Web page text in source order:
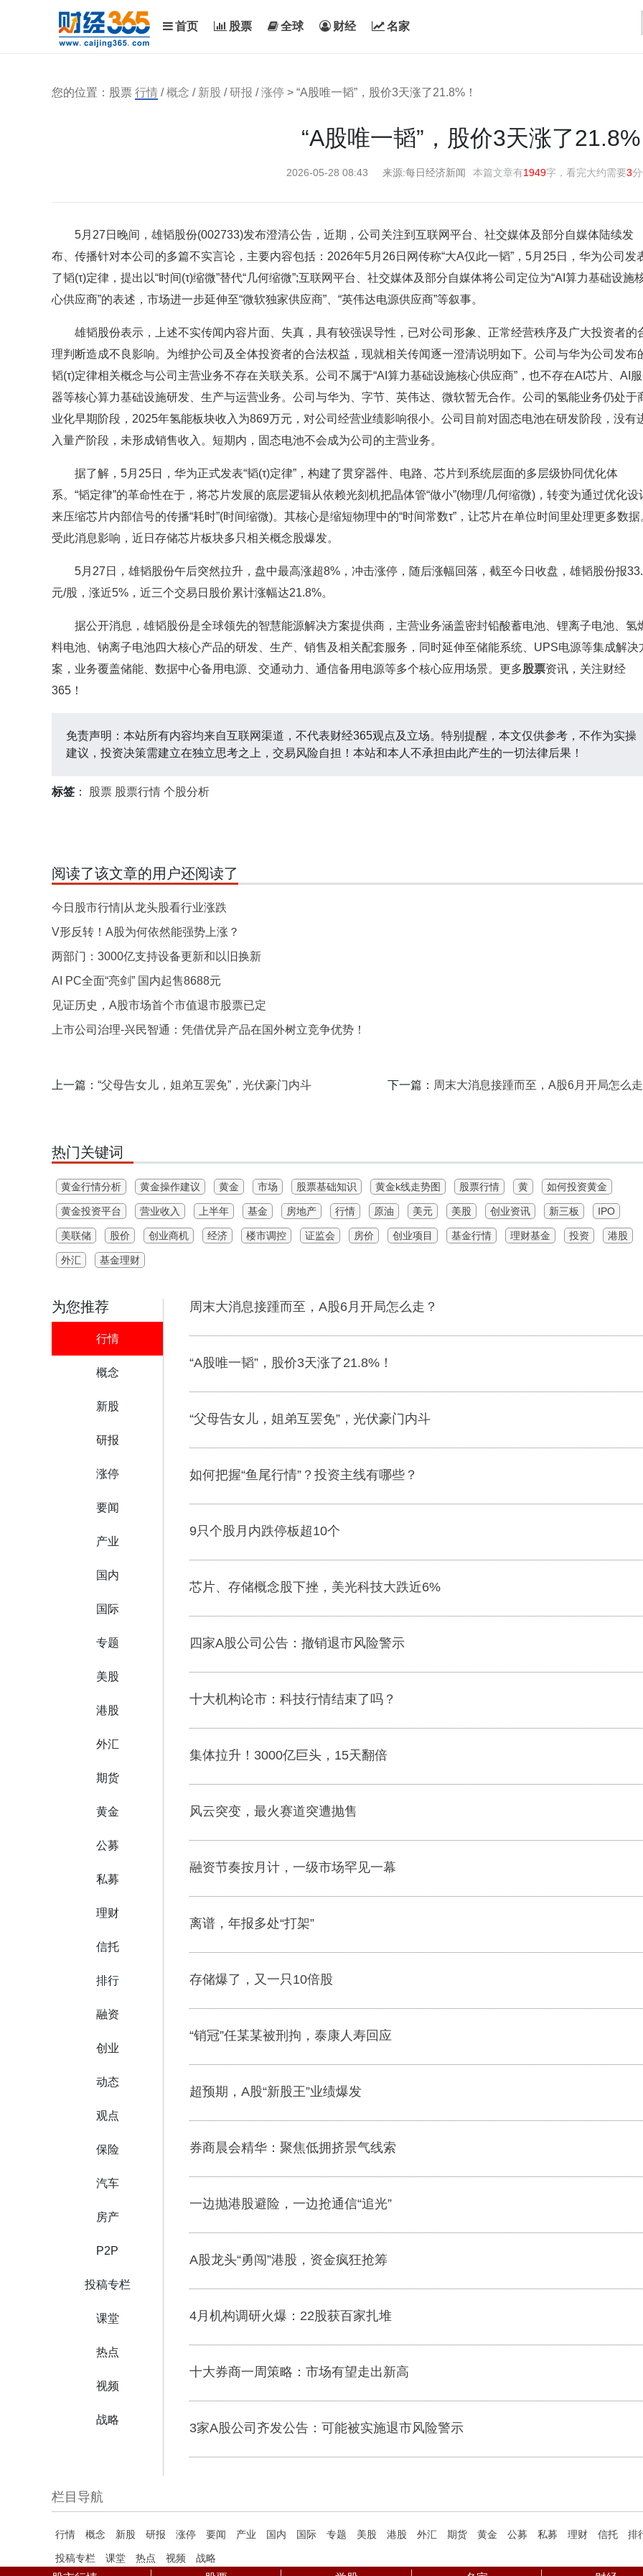
首页 股票 全球 财经 名家
您的位置：股票 行情 /概念 / 新股 /研报 /涨停 > “A股唯一韬”，股价3天涨了21.8%！
“A股唯一韬”，股价3天涨了
2026-05-28 08:43 来源:每日经济新闻 本篇文章有1949字，看完大约需要3
5月27日晚间，雄韬股份(002733)发布澄清公告，近期，公司关注到互联网平台、社交媒体及部分自媒体陆续发
布、传播针对本公司的多篇不实言论，主要内容包括：2026年5月26日网传称“大A仅此一韬”，5月25日，华为公司发
了韬(τ)定律，提出以“时间(τ)缩微”替代“几何缩微”;互联网平台、社交媒体及部分自媒体将公司定位为“AI算力基础设施
心供应商”的表述，市场进一步延伸至“微软独家供应商”、“英伟达电源供应商”等叙事。
雄韬股份表示，上述不实传闻内容片面、失真，具有较强误导性，已对公司形象、正常经营秩序及广大投资者的
理判断造成不良影响。为维护公司及全体投资者的合法权益，现就相关传闻逐一澄清说明如下。公司与华为公司发布
韬(τ)定律相关概念与公司主营业务不存在关联关系。公司不属于“AI算力基础设施核心供应商”，也不存在AI芯片、AI
器等核心算力基础设施研发、生产与运营业务。公司与华为、字节、英伟达、微软暂无合作。公司的氢能业务仍处于
业化早期阶段，2025年氢能板块收入为869万元，对公司经营业绩影响很小。公司目前对固态电池在研发阶段，没有
入量产阶段，未形成销售收入。短期内，固态电池不会成为公司的主营业务。
据了解，5月25日，华为正式发表“韬(τ)定律”，构建了贯穿器件、电路、芯片到系统层面的多层级协同优化体
系。“韬定律”的革命性在于，将芯片发展的底层逻辑从依赖光刻机把晶体管“做小”(物理/几何缩微)，转变为通过优化设
来压缩芯片内部信号的传播“耗时”(时间缩微)。其核心是缩短物理中的“时间常数τ”，让芯片在单位时间里处理更多数据
受此消息影响，近日存储芯片板块多只相关概念股爆发。
5月27日，雄韬股份午后突然拉升，盘中最高涨超8%，冲击涨停，随后涨幅回落，截至今日收盘，雄韬股份报
元/股，涨近5%，近三个交易日股价累计涨幅达21.8%。
据公开消息，雄韬股份是全球领先的智慧能源解决方案提供商，主营业务涵盖密封铅酸蓄电池、锂离子电池、氢
料电池、钠离子电池四大核心产品的研发、生产、销售及相关配套服务，同时延伸至储能系统、UPS电源等集成解决
案，业务覆盖储能、数据中心备用电源、交通动力、通信备用电源等多个核心应用场景。更多股票资讯，关注财经
365！
免责声明：本站所有内容均来自互联网渠道，不代表财经365观点及立场。特别提醒，本文仅供参考，不作为实操
建议，投资决策需建立在独立思考之上，交易风险自担！本站和本人不承担由此产生的一切法律后果！
标签 ： 股票 股票行情 个股分析
阅读了该文章的用户还阅读了
今日股市行情|从龙头股看行业涨跌
V形反转！A股为何依然能强势上涨？
两部门：3000亿支持设备更新和以旧换新
AI PC全面“亮剑” 国内起售8688元
见证历史，A股市场首个市值退市股票已定
上市公司治理-兴民智通：凭借优异产品在国外树立竞争优势！
上一篇： “父母告女儿，姐弟互罢免”，光伏豪门内斗 下一篇： 周末大消息接踵而至，A股6月开局怎么
热门关键词
黄金行情分析 黄金操作建议 黄金 市场 股票基础知识 黄金k线走势图 股票行情 黄 如何投资黄金
黄金投资平台 营业收入 上半年 基金 房地产 行情 原油 美元 美股 创业资讯 新三板 IPO
美联储 股价 创业商机 经济 楼市调控 证监会 房价 创业项目 基金行情 理财基金 投资 港股
外汇 基金理财
为您推荐
行情
概念
新股
研报
涨停
要闻
产业
国内
国际
专题
美股
港股
外汇
期货
黄金
公募
私募
理财
信托
排行
融资
创业
动态
观点
保险
汽车
房产
P2P
投稿专栏
课堂
热点
视频
战略
周末大消息接踵而至，A股6月开局怎么走？
“A股唯一韬”，股价3天涨了21.8%！
“父母告女儿，姐弟互罢免”，光伏豪门内斗
如何把握“鱼尾行情”？投资主线有哪些？
9只个股月内跌停板超10个
芯片、存储概念股下挫，美光科技大跌近6%
四家A股公司公告：撤销退市风险警示
十大机构论市：科技行情结束了吗？
集体拉升！3000亿巨头，15天翻倍
风云突变，最火赛道突遭抛售
融资节奏按月计，一级市场罕见一幕
离谱，年报多处“打架”
存储爆了，又一只10倍股
“销冠”任某某被刑拘，泰康人寿回应
超预期，A股“新股王”业绩爆发
券商晨会精华：聚焦低拥挤景气线索
一边抛港股避险，一边抢通信“追光”
A股龙头“勇闯”港股，资金疯狂抢筹
4月机构调研火爆：22股获百家扎堆
十大券商一周策略：市场有望走出新高
3家A股公司齐发公告：可能被实施退市风险警示
栏目导航
行情 概念 新股 研报 涨停 要闻 产业 国内 国际 专题 美股 港股 外汇 期货 黄金 公募 私募 理财 信托 排
投稿专栏 课堂 热点 视频 战略